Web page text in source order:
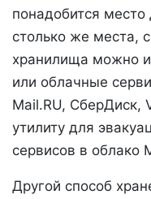
понадобится
столько же места,
хранилища можно
или облачные
Mail.RU, СберДиск,
утилиту для
сервисов в облако
Другой способ